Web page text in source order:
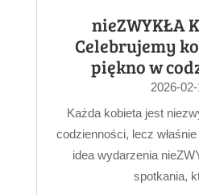
nieZWYKŁA
Celebrujemy
piękno w
2026-
Każda kobieta jest
codzienności, lecz
idea wydarzenia
spotkania,